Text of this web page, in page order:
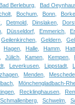
Bad Berleburg, Bad
Bochum, Bonn,
Detmold, Dinslaken,
Düsseldorf, Emmerich,
Geilenkirchen, Geldern,
Hagen, Halle, Hamm,
Jülich, Kamen, Kempen,
Leverkusen, Lippstadt,
Menden, Meschede,
Mönchengladbach-
Recklinghausen,
Schmallenberg, Schwelm,